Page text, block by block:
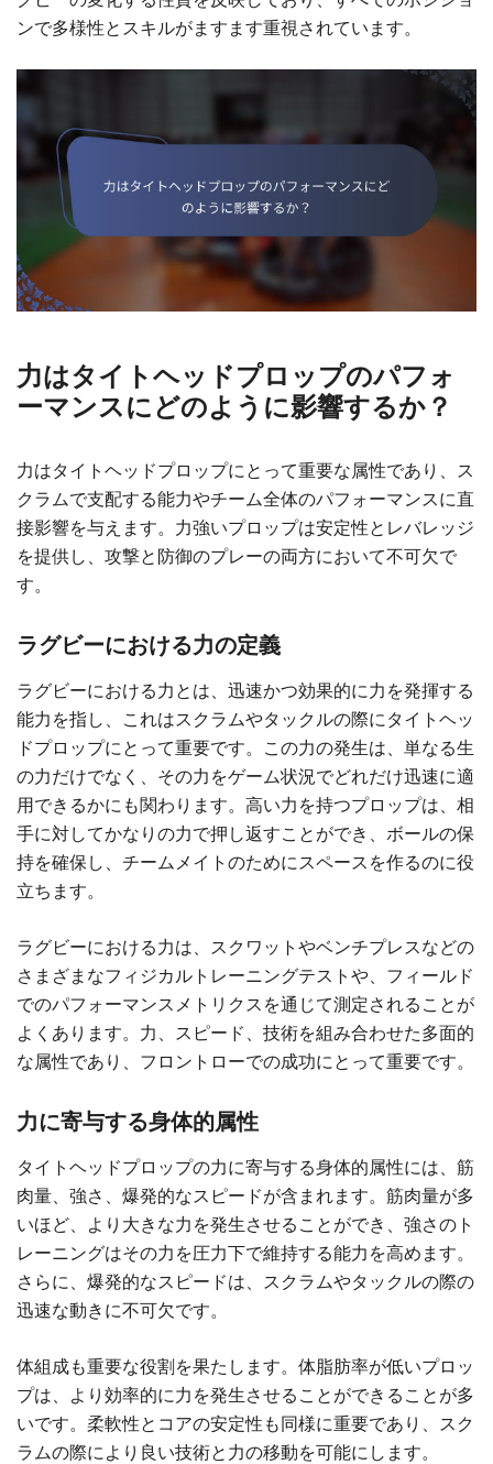
ンで多様性とスキルがますます重視されています。
力はタイトヘッドプロップのパフォ
ーマンスにどのように影響するか？
力はタイトヘッドプロップにとって重要な属性であり、ス
クラムで支配する能力やチーム全体のパフォーマンスに直
接影響を与えます。力強いプロップは安定性とレバレッジ
を提供し、攻撃と防御のプレーの両方において不可欠で
す。
ラグビーにおける力の定義
ラグビーにおける力とは、迅速かつ効果的に力を発揮する
能力を指し、これはスクラムやタックルの際にタイトヘッ
ドプロップにとって重要です。この力の発生は、単なる生
の力だけでなく、その力をゲーム状況でどれだけ迅速に適
用できるかにも関わります。高い力を持つプロップは、相
手に対してかなりの力で押し返すことができ、ボールの保
持を確保し、チームメイトのためにスペースを作るのに役
立ちます。
ラグビーにおける力は、スクワットやベンチプレスなどの
さまざまなフィジカルトレーニングテストや、フィールド
でのパフォーマンスメトリクスを通じて測定されることが
よくあります。力、スピード、技術を組み合わせた多面的
な属性であり、フロントローでの成功にとって重要です。
力に寄与する身体的属性
タイトヘッドプロップの力に寄与する身体的属性には、筋
肉量、強さ、爆発的なスピードが含まれます。筋肉量が多
いほど、より大きな力を発生させることができ、強さのト
レーニングはその力を圧力下で維持する能力を高めます。
さらに、爆発的なスピードは、スクラムやタックルの際の
迅速な動きに不可欠です。
体組成も重要な役割を果たします。体脂肪率が低いプロッ
プは、より効率的に力を発生させることができることが多
いです。柔軟性とコアの安定性も同様に重要であり、スク
ラムの際により良い技術と力の移動を可能にします。